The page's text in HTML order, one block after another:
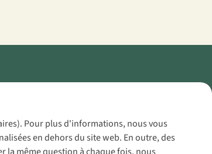
Pour plus d'informations, nous vous
en dehors du site web. En outre, des